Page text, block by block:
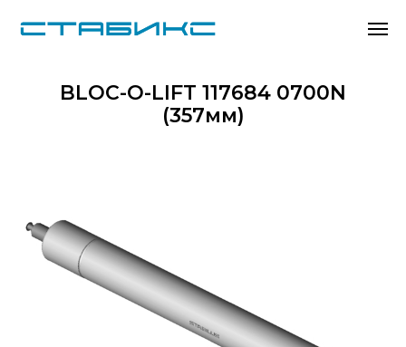
BLOC-O-LIFT 117684 0700N
(357мм)